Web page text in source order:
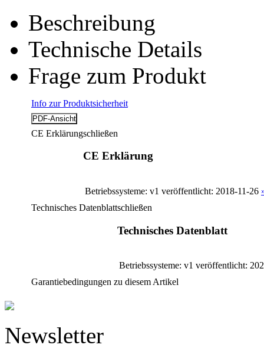
Beschreibung
Technische Details
Frage zum Produkt
Info zur Produktsicherheit
CE Erklärungschließen
CE Erklärung
Betriebssysteme: v1 veröffentlicht: 2018-11-26
Technisches Datenblattschließen
Technisches Datenblatt
Betriebssysteme: v1 veröffentlicht:
Garantiebedingungen zu diesem Artikel
Newsletter